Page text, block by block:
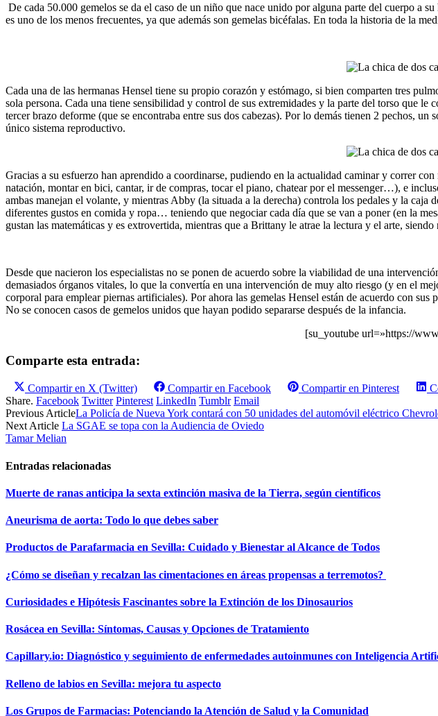
De cada 50.000 gemelos se da el caso de un niño que nace unido por alguna parte del cuerpo a su
es uno de los menos frecuentes, ya que además son gemelas bicéfalas. En toda la historia de la
Cada una de las hermanas Hensel tiene su propio corazón y estómago, si bien comparten tres
sola persona. Cada una tiene sensibilidad y control de sus extremidades y la parte del torso que le
tercer brazo deforme (que se encontraba entre sus dos cabezas). Porlo demás tienen 2 pechos, un
único sistema reproductivo.
Gracias a su esfuerzo han aprendido a coordinarse, pudiendo en la actualidad caminary corrercon
natación, montaren bici, cantar, irde compras, tocarel piano, chatear porel messenger…), e
ambas manejan el volante, y mientras Abby (la situada a la derecha) controla los pedales y la caja
diferentes gustos en comida y ropa… teniendo que negociar cada día que se van a poner(en la
gustan las matemáticas y es extrovertida, mientras que a Brittany le atrae la lectura y el arte, siendo
Desde que nacieron los especialistas no se ponen de acuerdo sobre la viabilidad de una
demasiados órganos vitales, lo que la convertía en una intervención de muy alto riesgo (y en el
corporal para emplear piernas artificiales). Por ahora las gemelas Hensel están de acuerdo con sus
No se conocen casos de gemelos unidos que hayan podido separarse después de la infancia.
[su_youtube url=»https://
Comparte esta entrada:
Compartir en X (Twitter) Compartir en Facebook Compartir en Pinterest
Share. Facebook Twitter Pinterest LinkedIn Tumblr Email
Previous ArticleLa Policía de Nueva York contará con 50 unidades del automóvil eléctrico
Next Article La SGAE se topa con la Audiencia de Oviedo
Tamar Melian
Entradas relacionadas
Muerte de ranas anticipa la sexta extinción masiva de la Tierra, según científicos
Aneurisma de aorta: Todo lo que debes saber
Productos de Parafarmacia en Sevilla: Cuidado y Bienestar al Alcance de Todos
¿Cómo se diseñan y recalzan las cimentaciones en áreas propensas a terremotos?
Curiosidades e Hipótesis Fascinantes sobre la Extinción de los Dinosaurios
Rosácea en Sevilla: Síntomas, Causas y Opciones de Tratamiento
Capillary.io: Diagnóstico y seguimiento de enfermedades autoinmunes con Inteligencia
Relleno de labios en Sevilla: mejora tu aspecto
Los Grupos de Farmacias: Potenciando la Atención de Salud y la Comunidad